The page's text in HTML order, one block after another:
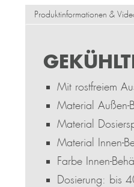
Produktinformationen &
Mit rostfreiem
Material
Material
Material Innen-
Farbe Innen-
Dosierung: bis